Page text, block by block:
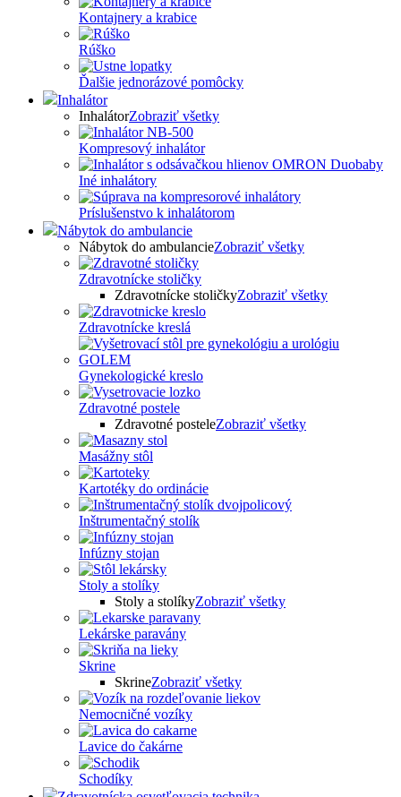
Kontajnery a krabice
Rúško
Ďalšie jednorázové pomôcky
Inhalátor
InhalátorZobraziť všetky
Kompresový inhalátor
Iné inhalátory
Príslušenstvo k inhalátorom
Nábytok do ambulancie
Nábytok do ambulancieZobraziť všetky
Zdravotnícke stoličky
Zdravotnícke stoličkyZobraziť všetky
Zdravotnícke kreslá
Gynekologické kreslo
Zdravotné postele
Zdravotné posteleZobraziť všetky
Masážny stôl
Kartotéky do ordinácie
Inštrumentačný stolík
Infúzny stojan
Stoly a stolíky
Stoly a stolíkyZobraziť všetky
Lekárske paravány
Skrine
SkrineZobraziť všetky
Nemocničné vozíky
Lavice do čakárne
Schodíky